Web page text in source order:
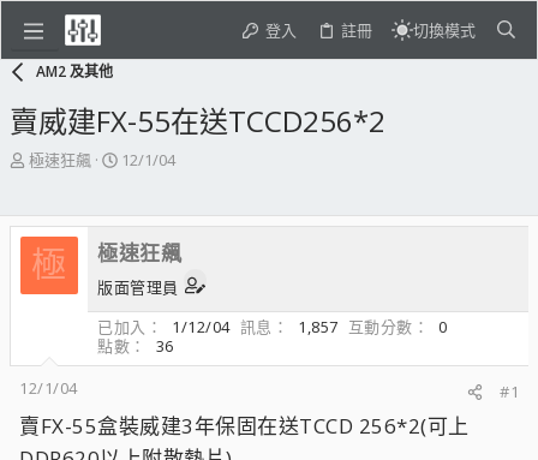
登入 註冊 切換模式
AM2 及其他
賣威建FX-55在送TCCD256*2
主
起
人
極速狂飆
開
期
12/1/04
極 極速狂飆
版面管理員
已加入
1/12/04 訊息 1,857 互動分數
0
點數
36
12/1/04
#1
賣FX-55盒裝威建3年保固在送TCCD 256*2(可上